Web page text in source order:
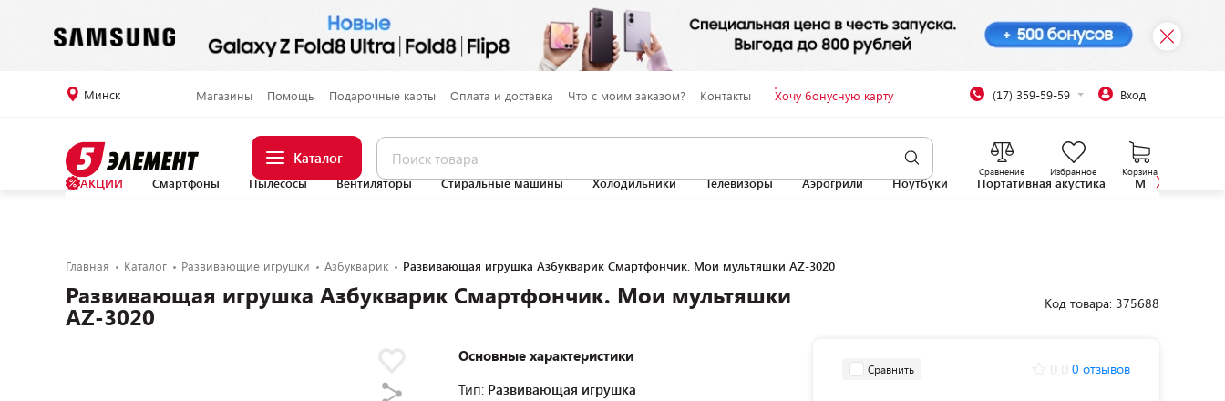
Минск Магазины Помощь Подарочные карты Оплата и доставка Что с моим заказом? Контакты Хочу бонусную карту (17) 359-59-59 Вход
Каталог
Сравнение Избранное Корзина
АКЦИИ Смартфоны Пылесосы Вентиляторы Стиральные машины Холодильники Телевизоры Аэрогрили Ноутбуки Портативная акустика
Главная Каталог Развивающие игрушки Азбукварик Развивающая игрушка Азбукварик Смартфончик. Мои мультяшки AZ-3020
Развивающая игрушка Азбукварик Смартфончик. Мои мультяшки
AZ-3020
Основные характеристики
Тип: Развивающая игрушка
Код товара: 375688
Сравнить 0 отзывов